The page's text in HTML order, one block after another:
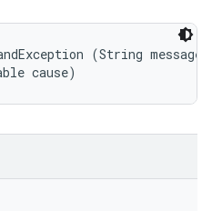
(String
cause)